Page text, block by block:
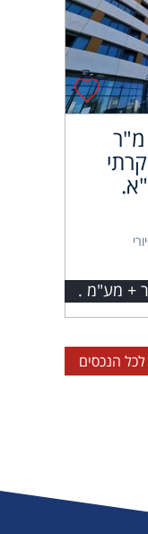
להשכרה: 760 מ"ר
לכל הנכסים